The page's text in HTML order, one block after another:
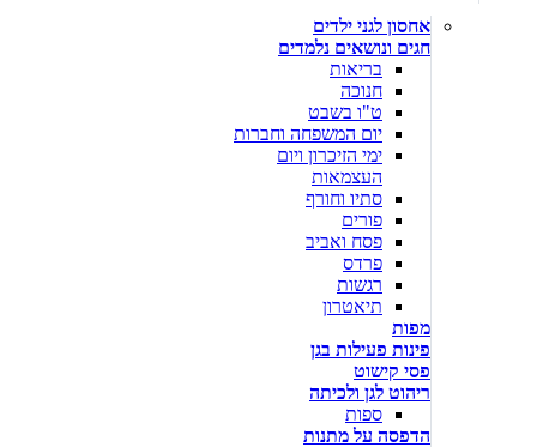
אחסון לגני ילדים
חגים ונושאים נלמדים
בריאות
חנוכה
ט"ו בשבט
יום המשפחה וחברות
ימי הזיכרון ויום
העצמאות
סתיו וחורף
פורים
פסח ואביב
פרדס
רגשות
תיאטרון
מפות
פינות פעילות בגן
פסי קישוט
ריהוט לגן ולכיתה
ספות
הדפסה על מתנות